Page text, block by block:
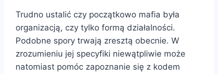
Trudno ustalić czy początkowo mafia była
organizacją, czy tylko formą działalności.
Podobne spory trwają zresztą obecnie. W
zrozumieniu jej specyfiki niewątpliwie może
natomiast pomóc zapoznanie się z kodem